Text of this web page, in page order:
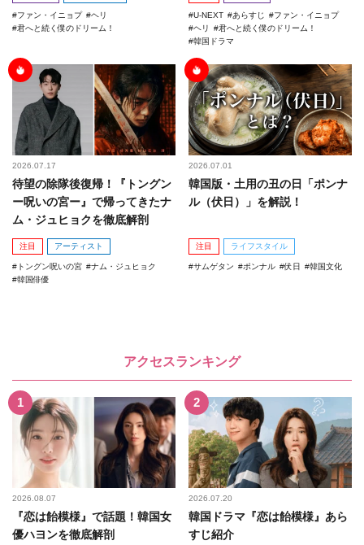
ファン・イニョプ
ヘリ
君へと続く僕のドリーム！
U-NEXT あらすじ
ファン・イニョプ
ヘリ
君へと続く僕のドリーム！
韓国ドラマ
2026.07.17
待望の除隊後復帰！『トングン
ー呪いの宮ー』で帰ってきたナ
ム・ジュヒョクを徹底解剖
注目 アーティスト
トングン呪いの宮
ナム・ジュヒョク
韓国俳優
2026.07.01
韓国版・土用の丑の日「ポンナ
ル（伏日）」を解説！
注目 ライフスタイル
サムゲタン ポンナル 伏日 韓国文化
アクセスランキング
2026.08.07
『恋は飴模様』で話題！韓国女
優ハヨンを徹底解剖
2026.07.20
韓国ドラマ『恋は飴模様』あら
すじ紹介